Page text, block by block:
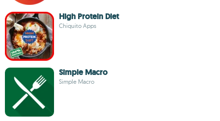
High Protein Diet
Chiquito Apps
Simple Macro
Simple Macro